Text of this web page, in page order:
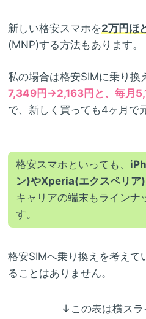
新しい格安スマホを2万円ほ
(MNP)する方法もあります。
私の場合は格安SIMに乗り換
7,349円→2,163円と、毎月
で、新しく買っても4ヶ月で
格安スマホといっても、
ン)やXperia(エクスペリア)
キャリアの端末もラインナ
す。
格安SIMへ乗り換えを考えて
ることはありません。
↓この表は横スラ